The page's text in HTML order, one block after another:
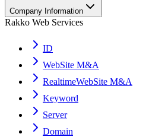
Company Information
Rakko Web Services
ID
WebSite M&A
RealtimeWebSite M&A
Keyword
Server
Domain